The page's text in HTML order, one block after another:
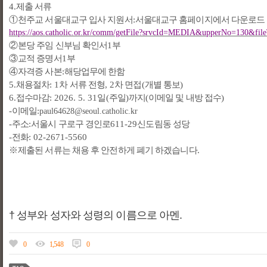
4.제출 서류
①천주교 서울대교구 입사 지원서:서울대교구 홈페이지에서 다운로드
https://aos.catholic.or.kr/comm/
②본당 주임 신부님 확인서1 부
③교적 증명서1 부
④자격증 사본:해당업무에 한함
5.채용절차: 1 차 서류 전형, 2차 면접(개별 통보)
6.접수마감: 2026. 5. 31 일(주일)까지 (이메일 및 내방 접수)
-이메일:paul64628@seoul.catholic.kr
-주소:서울시 구로구 경인로611-29신도림동 성당
-전화: 02-2671-5560
※제출된 서류는 채용 후 안전하게 폐기 하겠습니다.
† 성부와 성자와 성령의 이름으로 아멘.
0 1,548 0